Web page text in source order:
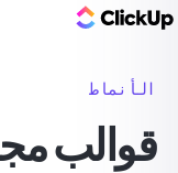
الأنماط
قوالب